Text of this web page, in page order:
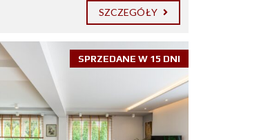
SZCZEGÓŁY
SPRZEDANE W 15 DNI